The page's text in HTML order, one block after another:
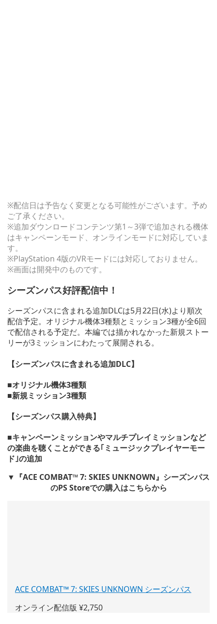
※配信日は予告なく変更となる可能性がございます。予め
ご了承ください。
※追加ダウンロードコンテンツ第1～3弾で追加される機体
はキャンペーンモード、オンラインモードに対応していま
す。
※PlayStation 4版のVRモードには対応しておりません。
※画面は開発中のものです。
シーズンパス好評配信中！
シーズンパスに含まれる追加DLCは5月22日(水)より順次
配信予定。オリジナル機体3種類とミッション3種が全6回
で配信される予定だ。本編では描かれなかった新規ストー
リーが3ミッションにわたって展開される。
【シーズンパスに含まれる追加DLC】
■オリジナル機体3種類
■新規ミッション3種類
【シーズンパス購入特典】
■キャンペーンミッションやマルチプレイミッションなど
の楽曲を聴くことができる｢ミュージックプレイヤーモー
ド｣の追加
▼『ACE COMBAT™ 7: SKIES UNKNOWN』シーズンパス
のPS Storeでの購入はこちらから
ACE COMBAT™ 7: SKIES UNKNOWN シーズンパス
オンライン配信版 ¥2,750